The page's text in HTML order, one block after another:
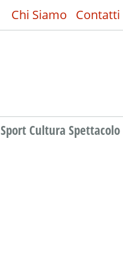
Chi Siamo Contatti
Sport Cultura Spettacolo